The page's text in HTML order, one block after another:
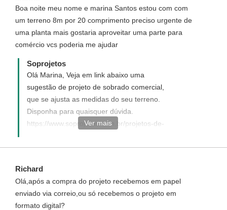
Boa noite meu nome e marina Santos estou com com
um terreno 8m por 20 comprimento preciso urgente de
uma planta mais gostaria aproveitar uma parte para
comércio vcs poderia me ajudar
Soprojetos
Olá Marina, Veja em link abaixo uma
sugestão de projeto de sobrado comercial,
que se ajusta as medidas do seu terreno.
Disponha para quaisquer dúvida.
https://www.soprojetos.com.br/projetos-de-
Loja-Cod-85
Ver mais
Richard
Olá,após a compra do projeto recebemos em papel
enviado via correio,ou só recebemos o projeto em
formato digital?